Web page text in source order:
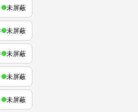
未屏蔽
未屏蔽
未屏蔽
未屏蔽
未屏蔽